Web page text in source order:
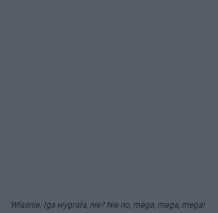
"Właśnie. Iga wygrała, nie? Nie no, mega, mega, mega!